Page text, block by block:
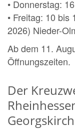
• Donnerstag:
• Freitag: 10
2026) Nieder-
Ab dem 11.
Öffnungszeiten.
Der